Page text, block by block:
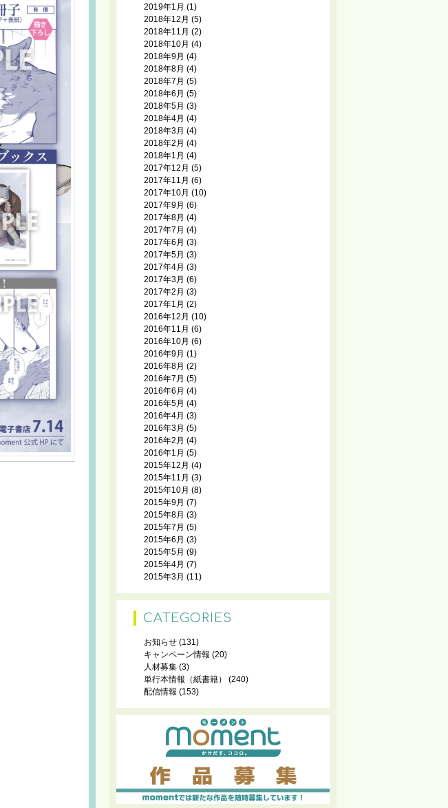
2019年1月 (1)
2018年12月 (5)
2018年11月 (2)
2018年10月 (4)
2018年9月 (4)
2018年8月 (4)
2018年7月 (5)
2018年6月 (5)
2018年5月 (3)
2018年4月 (4)
2018年3月 (4)
2018年2月 (4)
2018年1月 (4)
2017年12月 (5)
2017年11月 (6)
2017年10月 (10)
2017年9月 (6)
2017年8月 (4)
2017年7月 (4)
2017年6月 (3)
2017年5月 (3)
2017年4月 (3)
2017年3月 (6)
2017年2月 (3)
2017年1月 (2)
2016年12月 (10)
2016年11月 (6)
2016年10月 (6)
2016年9月 (1)
2016年8月 (2)
2016年7月 (5)
2016年6月 (4)
2016年5月 (4)
2016年4月 (3)
2016年3月 (5)
2016年2月 (4)
2016年1月 (5)
2015年12月 (4)
2015年11月 (3)
2015年10月 (8)
2015年9月 (7)
2015年8月 (3)
2015年7月 (5)
2015年6月 (3)
2015年5月 (9)
2015年4月 (7)
2015年3月 (11)
CATEGORIES
お知らせ (131)
キャンペーン情報 (20)
人材募集 (3)
単行本情報（紙書籍）
(240)
配信情報 (153)